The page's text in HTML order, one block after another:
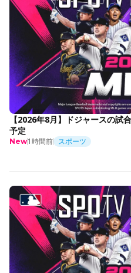
【2026年8月】ドジャースの
予定
New1時間前 スポーツ